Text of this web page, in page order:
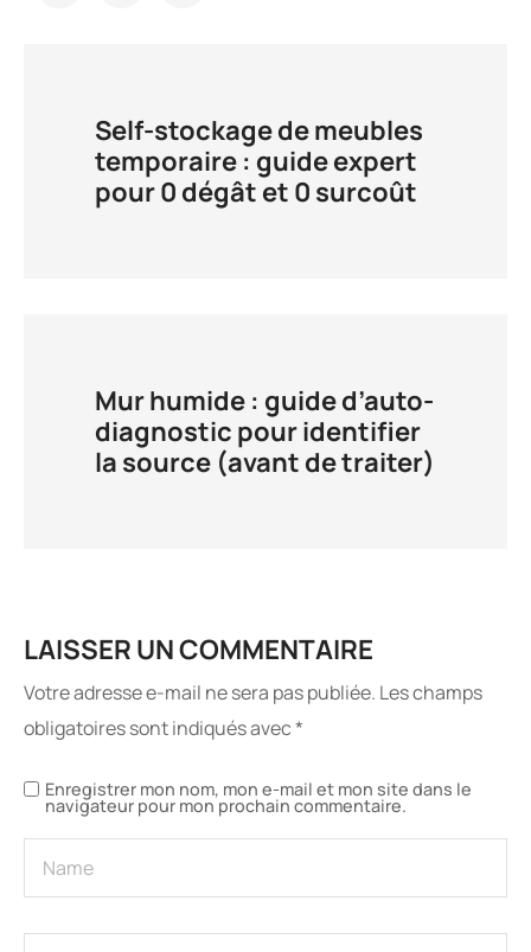
Self-stockage de meubles
temporaire : guide expert
pour 0 dégât et 0 surcoût
Mur humide : guide d’auto-
diagnostic pour identifier
la source (avant de traiter)
LAISSER UN COMMENTAIRE
Votre adresse e-mail ne sera pas publiée. Les champs
obligatoires sont indiqués avec*
Enregistrer mon nom, mon e-mail et mon site dans le
navigateur pour mon prochain commentaire.